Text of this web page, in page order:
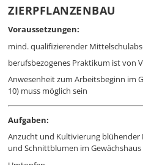
ZIERPFLANZENBAU
Voraussetzungen:
mind. qualifizierender
berufsbezogenes Praktikum ist von
Anwesenheit zum Arbeitsbeginn im
10) muss möglich sein
Aufgaben:
Anzucht und Kultivierung
und Schnittblumen im